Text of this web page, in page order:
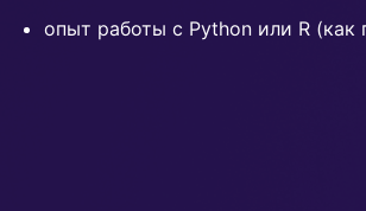
опыт работы с Python или R (как